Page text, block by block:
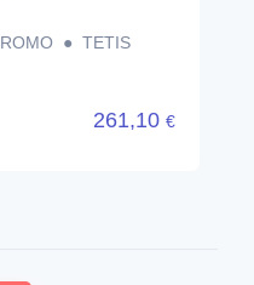
● TETIS
261,10 €